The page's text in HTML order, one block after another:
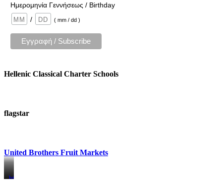
Ημερομηνία Γεννήσεως / Birthday
/
( mm / dd )
Hellenic Classical Charter Schools
flagstar
United Brothers Fruit Markets
https://www.unitedbrothersfruitmarkets.com/
https://www.unitedbrothersfruitmarkets.com/